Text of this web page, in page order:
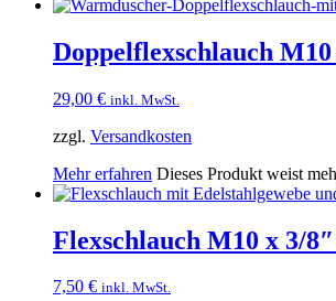
Doppelflexschlauch
29,00 € inkl. MwSt.
zzgl. Versandkosten
Mehr erfahren Dieses Produkt weist
Flexschlauch M10 x 3/
7,50 € inkl. MwSt.